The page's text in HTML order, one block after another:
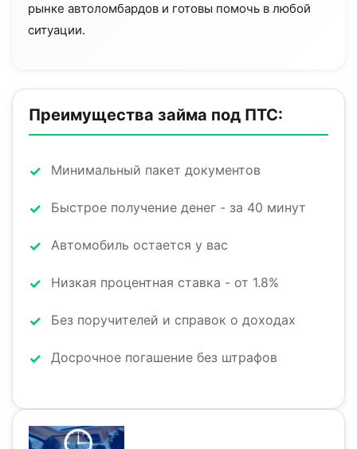
рынке автоломбардов и готовы помочь в любой
ситуации.
Преимущества займа под ПТС:
Минимальный пакет документов
Быстрое получение денег - за 40 минут
Автомобиль остается у вас
Низкая процентная ставка - от 1.8%
Без поручителей и справок о доходах
Досрочное погашение без штрафов